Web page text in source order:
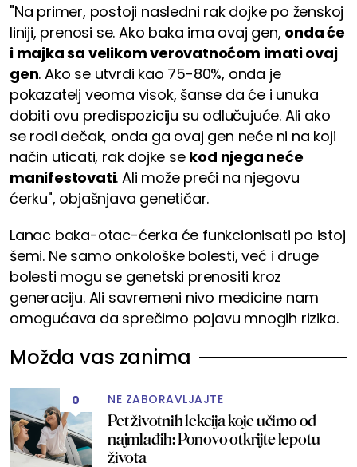
"Na primer, postoji nasledni rak dojke po ženskoj
liniji, prenosi se. Ako baka ima ovaj gen, onda će
i majka sa velikom verovatnoćom imati ovaj
gen. Ako se utvrdi kao 75-80%, onda je
pokazatelj veoma visok, šanse da će i unuka
dobiti ovu predispoziciju su odlučujuće. Ali ako
se rodi dečak, onda ga ovaj gen neće ni na koji
način uticati, rak dojke se kod njega neće
manifestovati. Ali može preći na njegovu
ćerku", objašnjava genetičar.
Lanac baka-otac-ćerka će funkcionisati po istoj
šemi. Ne samo onkološke bolesti, već i druge
bolesti mogu se genetski prenositi kroz
generaciju. Ali savremeni nivo medicine nam
omogućava da sprečimo pojavu mnogih rizika.
Možda vas zanima
0 NE ZABORAVLJAJTE
Pet životnih lekcija koje učimo od
najmlađih: Ponovo otkrijte lepotu
života